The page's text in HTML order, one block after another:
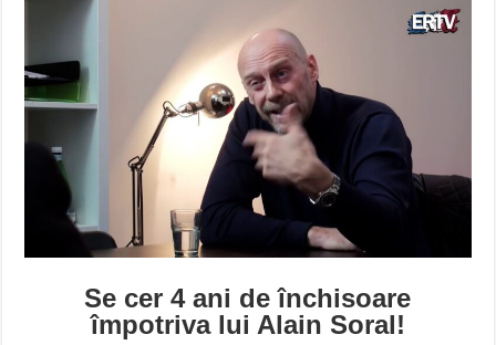
Se cer 4 ani de închisoare
împotriva lui Alain Soral!